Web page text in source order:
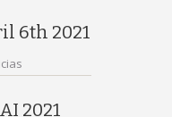
6th 2021
2021